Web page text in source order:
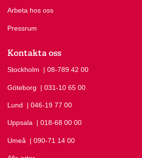
Arbeta hos oss
Pressrum
Kontakta oss
Stockholm Ring Stockholm på
| 08-789 42 00
Göteborg Ring Göteborg på
| 031-10 65 00
Lund Ring Lund på
| 046-19 77 00
Uppsala Ring Uppsala på
| 018-68 00 00
Umeå Ring Umeå på
| 090-71 14 00